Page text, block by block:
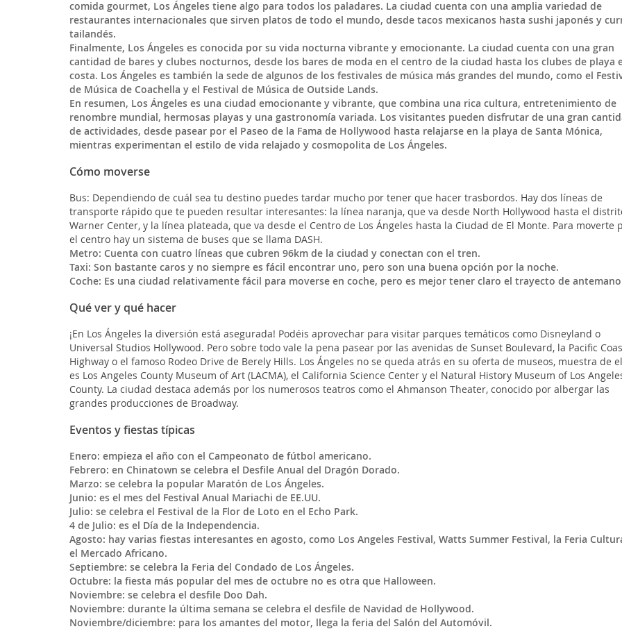
comida gourmet, Los Ángeles tiene algo para todos los paladares. La ciudad cuenta con una amplia variedad de
restaurantes internacionales que sirven platos de todo el mundo, desde tacos mexicanos hasta sushi japonés y
tailandés.
Finalmente, Los Ángeles es conocida por su vida nocturna vibrante y emocionante. La ciudad cuenta con una gran
cantidad de bares y clubes nocturnos, desde los bares de moda en el centro de la ciudad hasta los clubes de playa
costa. Los Ángeles es también la sede de algunos de los festivales de música más grandes del mundo, como el
de Música de Coachella y el Festival de Música de Outside Lands.
En resumen, Los Ángeles es una ciudad emocionante y vibrante, que combina una rica cultura, entretenimiento de
renombre mundial, hermosas playas y una gastronomía variada. Los visitantes pueden disfrutar de una gran
de actividades, desde pasear por el Paseo de la Fama de Hollywood hasta relajarse en la playa de Santa Mónica,
mientras experimentan el estilo de vida relajado y cosmopolita de Los Ángeles.
Cómo moverse
Bus: Dependiendo de cuál sea tu destino puedes tardar mucho por tener que hacer trasbordos. Hay dos líneas de
transporte rápido que te pueden resultar interesantes: la línea naranja, que va desde North Hollywood hasta el
Warner Center, y la línea plateada, que va desde el Centro de Los Ángeles hasta la Ciudad de El Monte. Para moverte
el centro hay un sistema de buses que se llama DASH.
Metro: Cuenta con cuatro líneas que cubren 96km de la ciudad y conectan con el tren.
Taxi: Son bastante caros y no siempre es fácil encontrar uno, pero son una buena opción por la noche.
Coche: Es una ciudad relativamente fácil para moverse en coche, pero es mejor tener claro el trayecto de
Qué ver y qué hacer
¡En Los Ángeles la diversión está asegurada! Podéis aprovechar para visitar parques temáticos como Disneyland o
Universal Studios Hollywood. Pero sobre todo vale la pena pasear por las avenidas de Sunset Boulevard, la Pacific
Highway o el famoso Rodeo Drive de Berely Hills. Los Ángeles no se queda atrás en su oferta de museos, muestra de
es Los Angeles County Museum of Art (LACMA), el California Science Center y el Natural History Museum of Los
County. La ciudad destaca además por los numerosos teatros como el Ahmanson Theater, conocido por albergar las
grandes producciones de Broadway.
Eventos y fiestas típicas
Enero: empieza el año con el Campeonato de fútbol americano.
Febrero: en Chinatown se celebra el Desfile Anual del Dragón Dorado.
Marzo: se celebra la popular Maratón de Los Ángeles.
Junio: es el mes del Festival Anual Mariachi de EE.UU.
Julio: se celebra el Festival de la Flor de Loto en el Echo Park.
4 de Julio: es el Día de la Independencia.
Agosto: hay varias fiestas interesantes en agosto, como Los Angeles Festival, Watts Summer Festival, la Feria
el Mercado Africano.
Septiembre: se celebra la Feria del Condado de Los Ángeles.
Octubre: la fiesta más popular del mes de octubre no es otra que Halloween.
Noviembre: se celebra el desfile Doo Dah.
Noviembre: durante la última semana se celebra el desfile de Navidad de Hollywood.
Noviembre/diciembre: para los amantes del motor, llega la feria del Salón del Automóvil.